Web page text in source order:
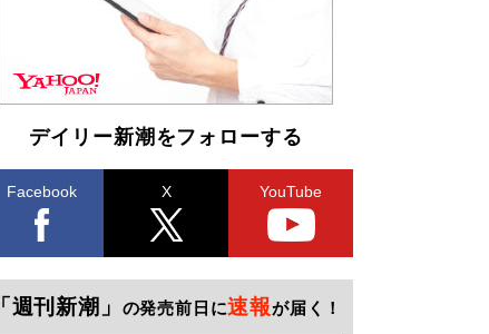
デイリー新潮をフォローする
Facebook X YouTube
「週刊新潮」 の発売前日に速報が届く！